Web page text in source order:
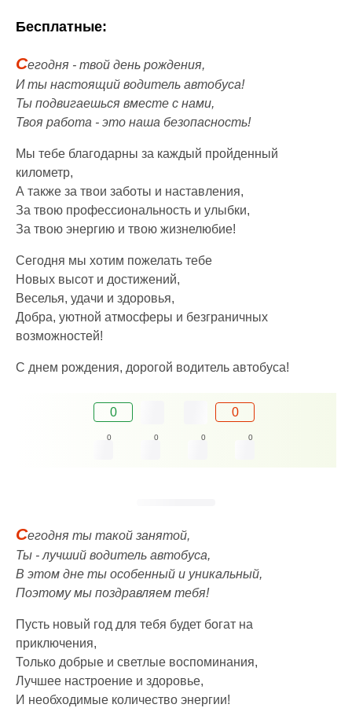
Бесплатные:
Сегодня - твой день рождения,
И ты настоящий водитель автобуса!
Ты подвигаешься вместе с нами,
Твоя работа - это наша безопасность!
Мы тебе благодарны за каждый пройденный
километр,
А также за твои заботы и наставления,
За твою профессиональность и улыбки,
За твою энергию и твою жизнелюбие!
Сегодня мы хотим пожелать тебе
Новых высот и достижений,
Веселья, удачи и здоровья,
Добра, уютной атмосферы и безграничных
возможностей!
С днем рождения, дорогой водитель автобуса!
0 0
0 0 0 0
Сегодня ты такой занятой,
Ты - лучший водитель автобуса,
В этом дне ты особенный и уникальный,
Поэтому мы поздравляем тебя!
Пусть новый год для тебя будет богат на
приключения,
Только добрые и светлые воспоминания,
Лучшее настроение и здоровье,
И необходимые количество энергии!